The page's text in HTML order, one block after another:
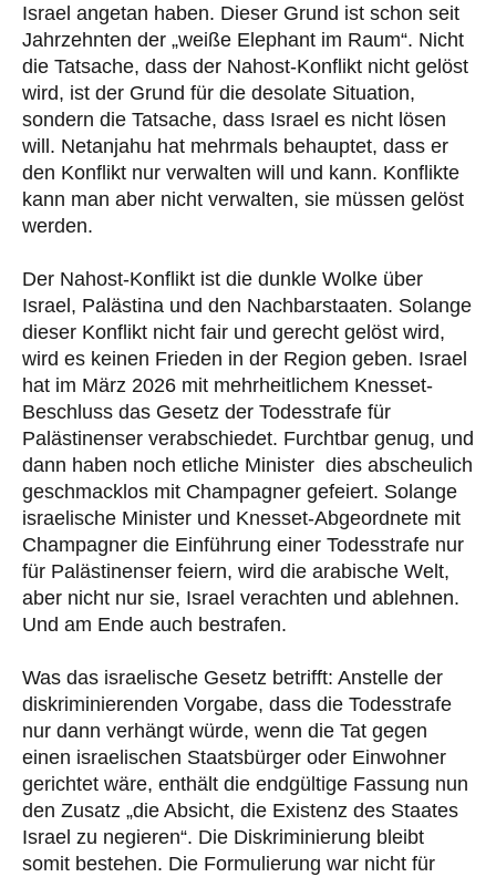
Israel angetan haben. Dieser Grund ist schon seit
Jahrzehnten der „weiße Elephant im Raum“. Nicht
die Tatsache, dass der Nahost-Konflikt nicht gelöst
wird, ist der Grund für die desolate Situation,
sondern die Tatsache, dass Israel es nicht lösen
will. Netanjahu hat mehrmals behauptet, dass er
den Konflikt nur verwalten will und kann. Konflikte
kann man aber nicht verwalten, sie müssen gelöst
werden.
Der Nahost-Konflikt ist die dunkle Wolke über
Israel, Palästina und den Nachbarstaaten. Solange
dieser Konflikt nicht fair und gerecht gelöst wird,
wird es keinen Frieden in der Region geben. Israel
hat im März 2026 mit mehrheitlichem Knesset-
Beschluss das Gesetz der Todesstrafe für
Palästinenser verabschiedet. Furchtbar genug, und
dann haben noch etliche Minister dies abscheulich
geschmacklos mit Champagner gefeiert. Solange
israelische Minister und Knesset-Abgeordnete mit
Champagner die Einführung einer Todesstrafe nur
für Palästinenser feiern, wird die arabische Welt,
aber nicht nur sie, Israel verachten und ablehnen.
Und am Ende auch bestrafen.
Was das israelische Gesetz betrifft: Anstelle der
diskriminierenden Vorgabe, dass die Todesstrafe
nur dann verhängt würde, wenn die Tat gegen
einen israelischen Staatsbürger oder Einwohner
gerichtet wäre, enthält die endgültige Fassung nun
den Zusatz „die Absicht, die Existenz des Staates
Israel zu negieren“. Die Diskriminierung bleibt
somit bestehen. Die Formulierung war nicht für